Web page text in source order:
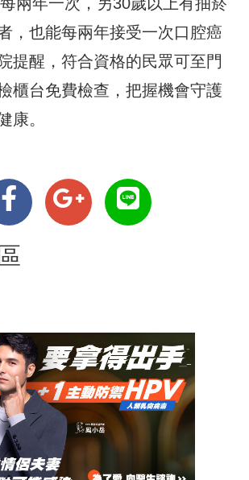
，也能每兩年接受一次口腔癌
提醒，符合資格的民眾可至門
櫃台免費檢查，把握機會守護
康。